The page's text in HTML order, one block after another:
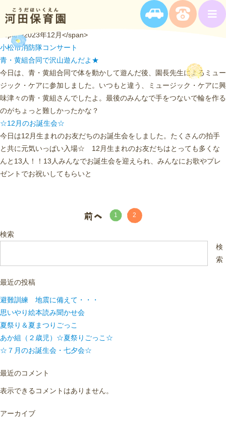
<span>2023年12月</span>
小松市消防隊コンサート
青・黄組合同で沢山遊んだよ★
今日は、青・黄組合同で体を動かして遊んだ後、園長先生によるミュー
ジック・ケアに参加しました。いつもと違う、ミュージック・ケアに興
味津々の青・黄組さんでしたよ。最後のみんなで手をつないで輪を作る
のがちょっと難しかったかな？
☆12月のお誕生会☆
今日は12月生まれのお友だちのお誕生会をしました。たくさんの拍手
と共に元気いっぱい入場☆ 12月生まれのお友だちはとっても多くな
んと13人！！13人みんなでお誕生会を迎えられ、みんなにお歌やプレ
ゼントでお祝いしてもらいと
1 2
検索
検
索
最近の投稿
避難訓練 地震に備えて・・・
思いやり絵本読み聞かせ会
夏祭り＆夏まつりごっこ
あか組（２歳児）☆夏祭りごっこ☆
☆７月のお誕生会・七夕会☆
最近のコメント
表示できるコメントはありません。
アーカイブ